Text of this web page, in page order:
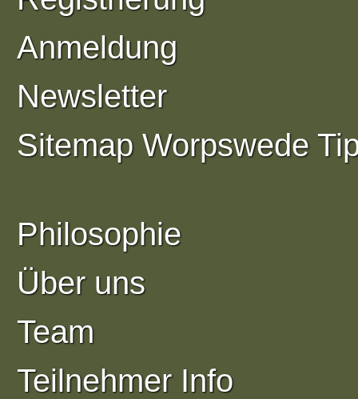
Anmeldung
Newsletter
Sitemap Worpswede
Philosophie
Über uns
Team
Teilnehmer Info